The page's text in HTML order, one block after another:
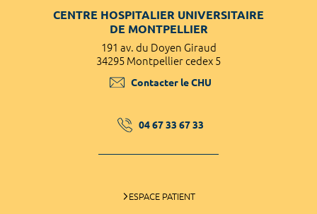
CENTRE HOSPITALIER UNIVERSITAIRE
DE MONTPELLIER
191 av. du Doyen Giraud
34295 Montpellier cedex 5
Contacter le CHU
04 67 33 67 33
ESPACE PATIENT